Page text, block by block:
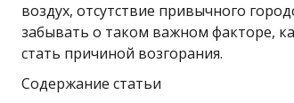
воздух, отсутствие привычного
забывать о таком важном факторе,
стать причиной возгорания.
Содержание статьи